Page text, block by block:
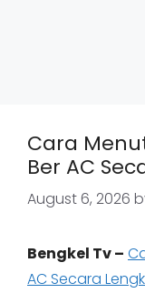
Cara
Ber AC
August 6, 2026
Bengkel Tv –
AC Secara